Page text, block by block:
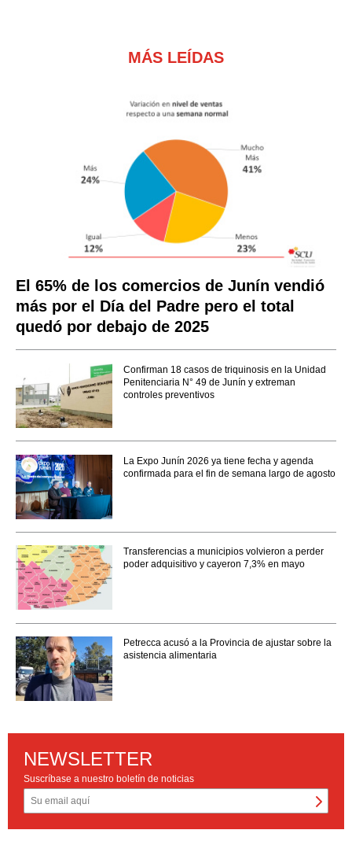
MÁS LEÍDAS
El 65% de los comercios de Junín vendió
más por el Día del Padre pero el total
quedó por debajo de 2025
Confirman 18 casos de triquinosis en la Unidad
Penitenciaria N° 49 de Junín y extreman
controles preventivos
La Expo Junín 2026 ya tiene fecha y agenda
confirmada para el fin de semana largo de agosto
Transferencias a municipios volvieron a perder
poder adquisitivo y cayeron 7,3% en mayo
Petrecca acusó a la Provincia de ajustar sobre la
asistencia alimentaria
NEWSLETTER
Suscríbase a nuestro boletín de noticias